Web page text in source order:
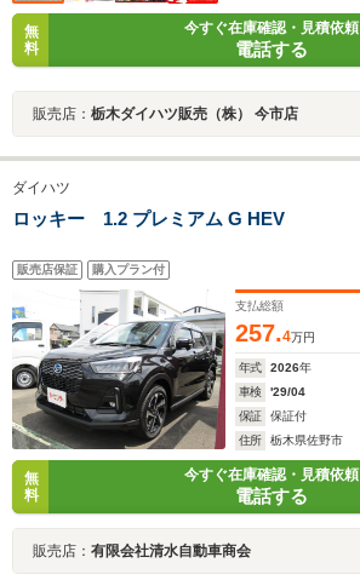
無
料
今すぐ在庫確認・見積依頼
電話する
販売店： 栃木ダイハツ販売（株） 今市店
ダイハツ
ロッキー 1.2 プレミアム G HEV
販売店保証 購入プラン付
支払総額
257.4万円
年式 2026年
車検
'29/04
保証
保証付
住所
栃木県佐野市
無
料
今すぐ在庫確認・見積依頼
電話する
販売店： 有限会社清水自動車商会